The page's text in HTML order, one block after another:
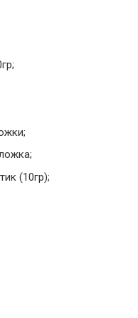
(10гр);